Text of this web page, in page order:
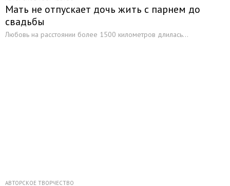
Мать не отпускает дочь жить с парнем до
свадьбы
Любовь на расстоянии более 1500 километров длилась...
АВТОРСКОЕ ТВОРЧЕСТВО